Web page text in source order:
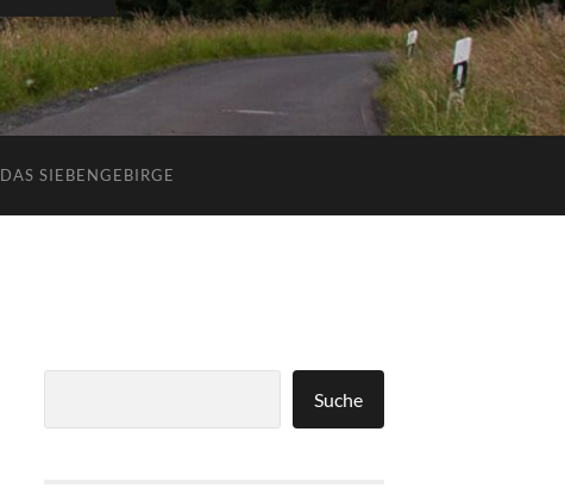
DAS SIEBENGEBIRGE
Suche